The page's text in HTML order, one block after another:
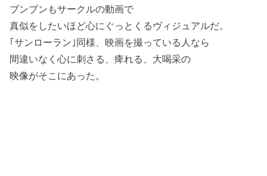
ブンブンもサークルの動画で
真似をしたいほど心にぐっとくるヴィジュアルだ。
｢サンローラン｣同様、映画を撮っている人なら
間違いなく心に刺さる、痺れる、大喝采の
映像がそこにあった。